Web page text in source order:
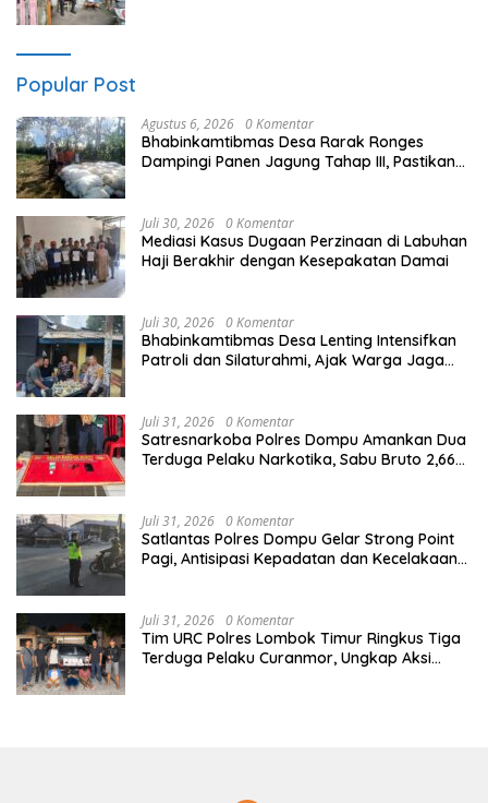
Popular Post
Agustus 6, 2026 0 Komentar
Bhabinkamtibmas Desa Rarak Ronges
Dampingi Panen Jagung Tahap III, Pastikan
Juli 30, 2026 0 Komentar
Mediasi Kasus Dugaan Perzinaan di Labuhan
Haji Berakhir dengan Kesepakatan Damai
Juli 30, 2026 0 Komentar
Bhabinkamtibmas Desa Lenting Intensifkan
Patroli dan Silaturahmi, Ajak Warga Jaga
Juli 31, 2026 0 Komentar
Satresnarkoba Polres Dompu Amankan Dua
Terduga Pelaku Narkotika, Sabu Bruto 2,66
Juli 31, 2026 0 Komentar
Satlantas Polres Dompu Gelar Strong Point
Pagi, Antisipasi Kepadatan dan Kecelakaan
Juli 31, 2026 0 Komentar
Tim URC Polres Lombok Timur Ringkus Tiga
Terduga Pelaku Curanmor, Ungkap Aksi